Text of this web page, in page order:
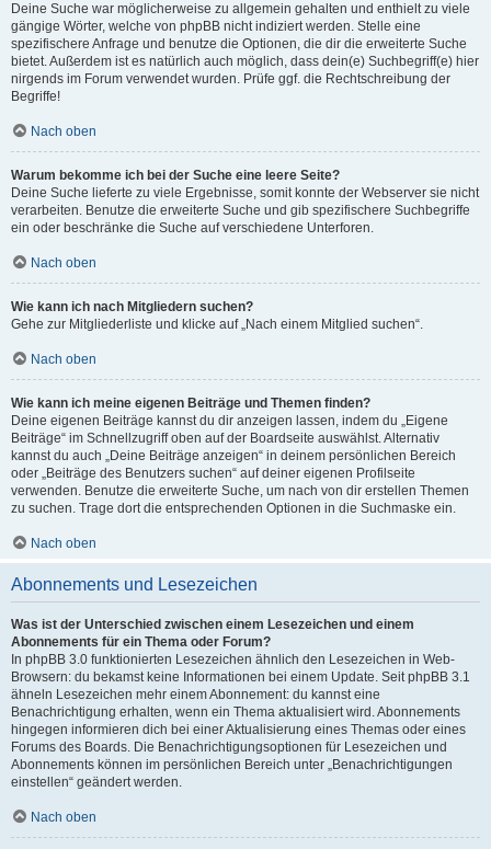
Deine Suche war möglicherweise zu allgemein gehalten und enthielt zu viele
gängige Wörter, welche von phpBB nicht indiziert werden. Stelle eine
spezifischere Anfrage und benutze die Optionen, die dir die erweiterte Suche
bietet. Außerdem ist es natürlich auch möglich, dass dein(e) Suchbegriff(e) hier
nirgends im Forum verwendet wurden. Prüfe ggf. die Rechtschreibung der
Begriffe!
Nach oben
Warum bekomme ich bei der Suche eine leere Seite?
Deine Suche lieferte zu viele Ergebnisse, somit konnte der Webserver sie nicht
verarbeiten. Benutze die erweiterte Suche und gib spezifischere Suchbegriffe
ein oder beschränke die Suche auf verschiedene Unterforen.
Nach oben
Wie kann ich nach Mitgliedern suchen?
Gehe zur Mitgliederliste und klicke auf „Nach einem Mitglied suchen“.
Nach oben
Wie kann ich meine eigenen Beiträge und Themen finden?
Deine eigenen Beiträge kannst du dir anzeigen lassen, indem du „Eigene
Beiträge“ im Schnellzugriff oben auf der Boardseite auswählst. Alternativ
kannst du auch „Deine Beiträge anzeigen“ in deinem persönlichen Bereich
oder „Beiträge des Benutzers suchen“ auf deiner eigenen Profilseite
verwenden. Benutze die erweiterte Suche, um nach von dir erstellen Themen
zu suchen. Trage dort die entsprechenden Optionen in die Suchmaske ein.
Nach oben
Abonnements und Lesezeichen
Was ist der Unterschied zwischen einem Lesezeichen und einem
Abonnements für ein Thema oder Forum?
In phpBB 3.0 funktionierten Lesezeichen ähnlich den Lesezeichen in Web-
Browsern: du bekamst keine Informationen bei einem Update. Seit phpBB 3.1
ähneln Lesezeichen mehr einem Abonnement: du kannst eine
Benachrichtigung erhalten, wenn ein Thema aktualisiert wird. Abonnements
hingegen informieren dich bei einer Aktualisierung eines Themas oder eines
Forums des Boards. Die Benachrichtigungsoptionen für Lesezeichen und
Abonnements können im persönlichen Bereich unter „Benachrichtigungen
einstellen“ geändert werden.
Nach oben